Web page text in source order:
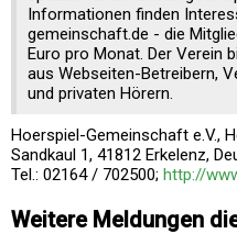
Informationen finden
gemeinschaft.de - die
Euro pro Monat. Der Verein
aus Webseiten-Betreibern,
und privaten Hörern.
Hoerspiel-Gemeinschaft e.V.,
Sandkaul 1, 41812 Erkelenz,
Tel.: 02164 / 702500; http://
Weitere Meldungen